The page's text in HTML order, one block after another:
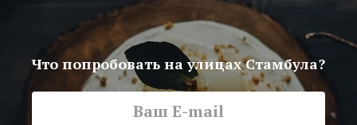
Что попробовать на улицах Стамбула?